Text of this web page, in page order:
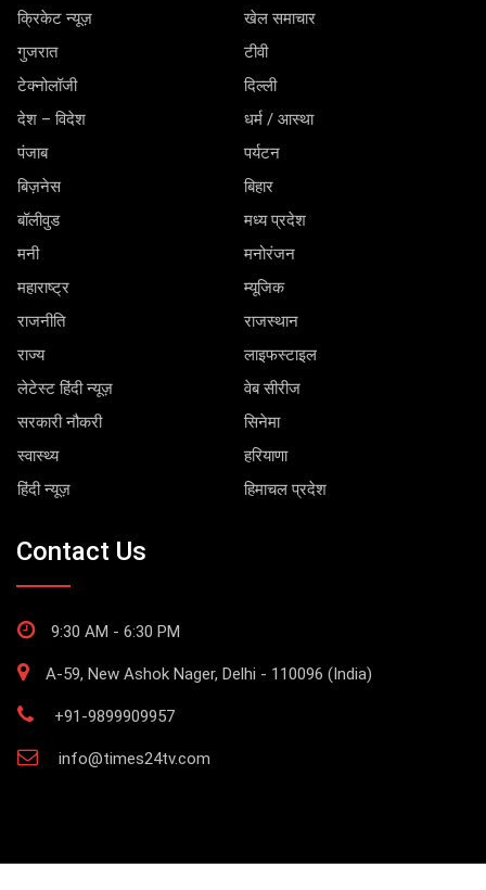
क्रिकेट न्यूज़
खेल समाचार
गुजरात
टीवी
टेक्नोलॉजी
दिल्ली
देश – विदेश
धर्म / आस्था
पंजाब
पर्यटन
बिज़नेस
बिहार
बॉलीवुड
मध्य प्रदेश
मनी
मनोरंजन
महाराष्ट्र
म्यूजिक
राजनीति
राजस्थान
राज्य
लाइफस्टाइल
लेटेस्ट हिंदी न्यूज़
वेब सीरीज
सरकारी नौकरी
सिनेमा
स्वास्थ्य
हरियाणा
हिंदी न्यूज़
हिमाचल प्रदेश
Contact Us
9:30 AM - 6:30 PM
A-59, New Ashok Nager, Delhi - 110096 (India)
+91-9899909957
info@times24tv.com